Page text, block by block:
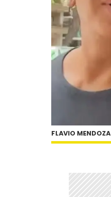
FLAVIO MENDOZA